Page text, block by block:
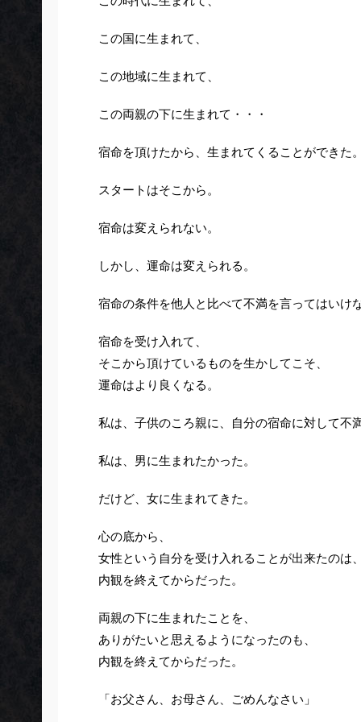
この国に生まれて、
この地域に生まれて、
この両親の下に生まれて・・・
宿命を頂けたから、生まれてくることができた。
スタートはそこから。
宿命は変えられない。
しかし、運命は変えられる。
宿命の条件を他人と比べて不満を言ってはいけな
宿命を受け入れて、
そこから頂けているものを生かしてこそ、
運命はより良くなる。
私は、子供のころ親に、自分の宿命に対して不
私は、男に生まれたかった。
だけど、女に生まれてきた。
心の底から、
女性という自分を受け入れることが出来たのは、
内観を終えてからだった。
両親の下に生まれたことを、
ありがたいと思えるようになったのも、
内観を終えてからだった。
「お父さん、お母さん、ごめんなさい」